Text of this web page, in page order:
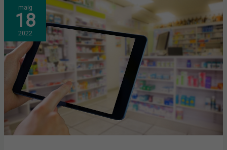
maig
18
2022
MÀRQUETING
DIGITAL
A
L’OFICINA
DE
FARMÀCIA.
NOVA
EDICIÓ
DEL
SEMINARI
#MGOF